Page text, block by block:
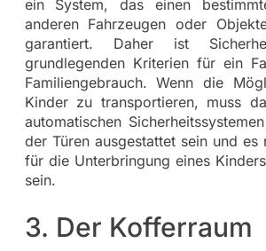
ein System, das einen
anderen Fahrzeugen oder
garantiert. Daher ist
grundlegenden Kriterien für ein
Familiengebrauch. Wenn die
Kinder zu transportieren, muss
automatischen
der Türen ausgestattet sein und es
für die Unterbringung eines
sein.
3. Der Kofferraum